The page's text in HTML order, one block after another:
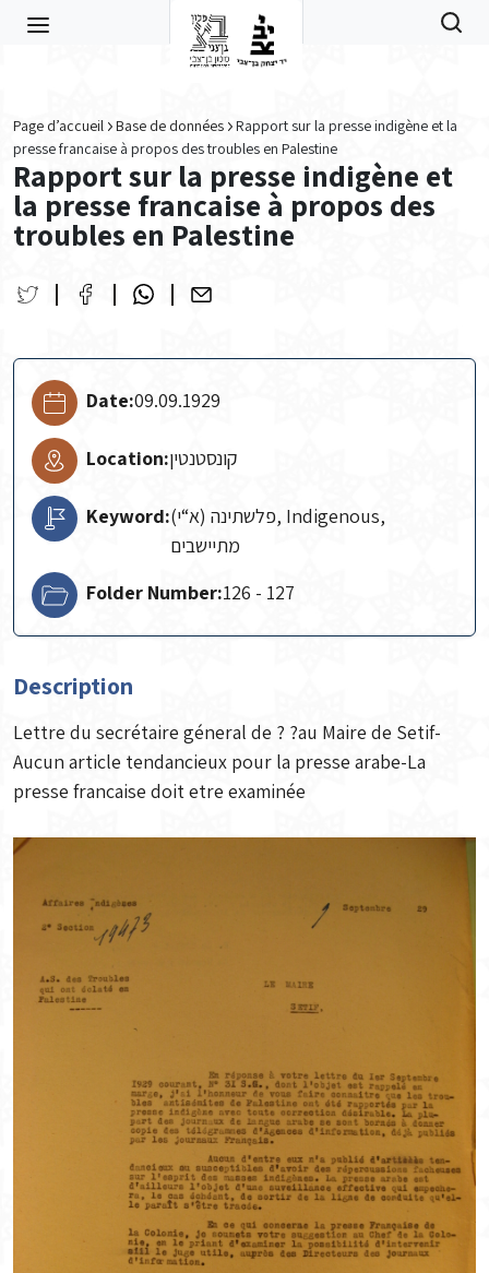
Page d’accueil Base de données
Rapport sur la presse indigène et la
presse francaise à propos des troubles en Palestine
Rapport sur la presse indigène et
la presse francaise à propos des
troubles en Palestine
Date:09.09.1929
Location:קונסטנטין
Keyword:(פלשתינה (א“י, Indigenous,
מתיישבים
Folder Number:126 - 127
Description
Lettre du secrétaire géneral de ? ?au Maire de Setif-
Aucun article tendancieux pour la presse arabe-La
presse francaise doit etre examinée